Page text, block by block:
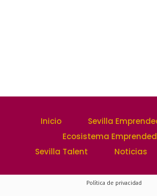
Inicio
Sevilla
Ecosistema
Sevilla Talent
Noticias
Política de privacidad